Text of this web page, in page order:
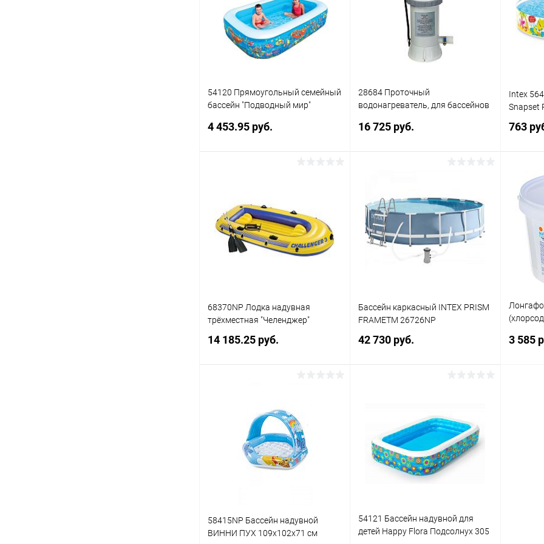
В избранное Недоступно В избранное В
54120 Прямоугольный семейный
бассейн "Подводный мир"
4 453.95 руб.
Купить в 1 клик Сравнение
В избранное Недоступно
28684 Проточный
водонагреватель, для бассейнов
16 725 руб.
Купить в 1 клик Сравнение
В избранное Недоступно
Intex
Snapset
763
В
68370NP Лодка надувная
трёхместная "Челенджер"
14 185.25 руб.
Купить в 1 клик Сравнение
В избранное Недоступно
Бассейн каркасный INTEX PRISM
FRAMETM 26726NP
42 730 руб.
Купить в 1 клик Сравнение
В избранное Недоступно
13 шт. по
3 585
58415NP Бассейн надувной
ВИННИ ПУХ 109х102х71 см
54121 Бассейн надувной для
детей Happy Flora Подсолнух 305